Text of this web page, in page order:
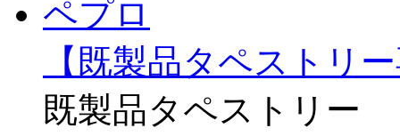
【既製品タペストリ
既製品タペストリー